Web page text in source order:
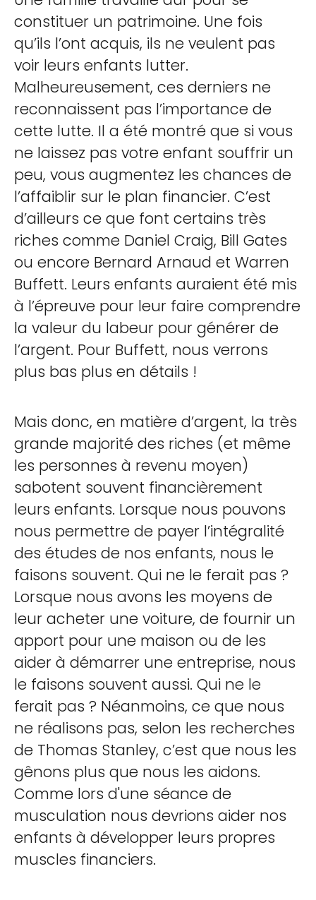
constituer un patrimoine. Une fois
qu’ils l’ont acquis, ils ne veulent pas
voir leurs enfants lutter.
Malheureusement, ces derniers ne
reconnaissent pas l’importance de
cette lutte. Il a été montré que si vous
ne laissez pas votre enfant souffrir un
peu, vous augmentez les chances de
l’affaiblir sur le plan financier. C’est
d’ailleurs ce que font certains très
riches comme Daniel Craig, Bill Gates
ou encore Bernard Arnaud et Warren
Buffett. Leurs enfants auraient été mis
à l’épreuve pour leur faire comprendre
la valeur du labeur pour générer de
l’argent. Pour Buffett, nous verrons
plus bas plus en détails !
Mais donc, en matière d’argent, la très
grande majorité des riches (et même
les personnes à revenu moyen)
sabotent souvent financièrement
leurs enfants. Lorsque nous pouvons
nous permettre de payer l’intégralité
des études de nos enfants, nous le
faisons souvent. Qui ne le ferait pas ?
Lorsque nous avons les moyens de
leur acheter une voiture, de fournir un
apport pour une maison ou de les
aider à démarrer une entreprise, nous
le faisons souvent aussi. Qui ne le
ferait pas ? Néanmoins, ce que nous
ne réalisons pas, selon les recherches
de Thomas Stanley, c’est que nous les
gênons plus que nous les aidons.
Comme lors d'une séance de
musculation nous devrions aider nos
enfants à développer leurs propres
muscles financiers.